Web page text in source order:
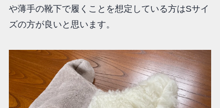
や薄手の靴下で履くことを想定している方はSサイ
ズの方が良いと思います。